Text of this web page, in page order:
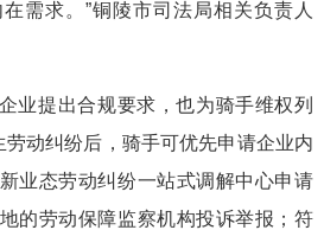
需求。”铜陵市司法局相关负责人
业提出合规要求，也为骑手维权列
劳动纠纷后，骑手可优先申请企业内
业态劳动纠纷一站式调解中心申请
的劳动保障监察机构投诉举报；符